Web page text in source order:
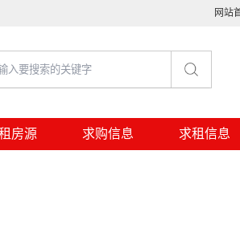
网站
房源 求购信息 求租信息